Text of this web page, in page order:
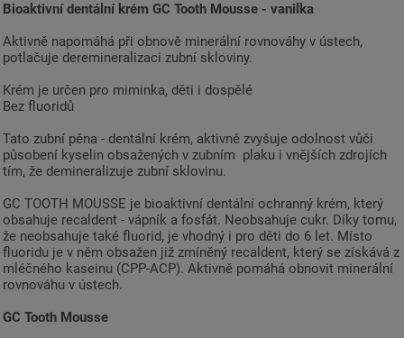
Bioaktivní dentální krém GC Tooth Mousse - vanilka
Aktivně napomáhá při obnově minerální rovnováhy v ústech,
potlačuje deremineralizaci zubní skloviny.
Krém je určen pro miminka, děti i dospělé
Bez fluoridů
Tato zubní pěna - dentální krém, aktivně zvyšuje odolnost vůči
působení kyselin obsažených v zubním plaku i vnějších zdrojích
tím, že demineralizuje zubní sklovinu.
GC TOOTH MOUSSE je bioaktivní dentální ochranný krém, který
obsahuje recaldent - vápník a fosfát. Neobsahuje cukr. Díky tomu,
že neobsahuje také fluorid, je vhodný i pro děti do 6 let. Místo
fluoridu je v něm obsažen již zmíněný recaldent, který se získává z
mléčného kaseinu (CPP-ACP). Aktivně pomáhá obnovit minerální
rovnováhu v ústech.
GC Tooth Mousse